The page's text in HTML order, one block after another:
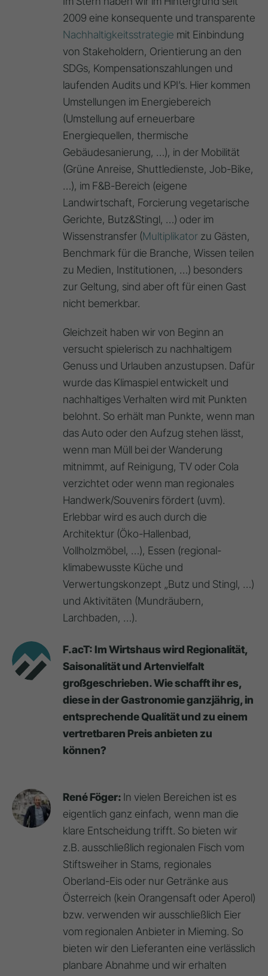
2009 eine konsequente und transparente
Nachhaltigkeitsstrategie mit Einbindung
von Stakeholdern, Orientierung an den
SDGs, Kompensationszahlungen und
laufenden Audits und KPI’s. Hier kommen
Umstellungen im Energiebereich
(Umstellung auf erneuerbare
Energiequellen, thermische
Gebäudesanierung, …), in der Mobilität
(Grüne Anreise, Shuttledienste, Job-Bike,
…), im F&B-Bereich (eigene
Landwirtschaft, Forcierung vegetarische
Gerichte, Butz&Stingl, …) oder im
Wissenstransfer (Multiplikator zu Gästen,
Benchmark für die Branche, Wissen teilen
zu Medien, Institutionen, …) besonders
zur Geltung, sind aber oft für einen Gast
nicht bemerkbar.
Gleichzeit haben wir von Beginn an
versucht spielerisch zu nachhaltigem
Genuss und Urlauben anzustupsen. Dafür
wurde das Klimaspiel entwickelt und
nachhaltiges Verhalten wird mit Punkten
belohnt. So erhält man Punkte, wenn man
das Auto oder den Aufzug stehen lässt,
wenn man Müll bei der Wanderung
mitnimmt, auf Reinigung, TV oder Cola
verzichtet oder wenn man regionales
Handwerk/Souvenirs fördert (uvm).
Erlebbar wird es auch durch die
Architektur (Öko-Hallenbad,
Vollholzmöbel, …), Essen (regional-
klimabewusste Küche und
Verwertungskonzept „Butz und Stingl, …)
und Aktivitäten (Mundräubern,
Larchbaden, …).
F.acT: Im Wirtshaus wird Regionalität,
Saisonalität und Artenvielfalt
großgeschrieben. Wie schafft ihr es,
diese in der Gastronomie ganzjährig, in
entsprechende Qualität und zu einem
vertretbaren Preis anbieten zu
können?
René Föger: In vielen Bereichen ist es
eigentlich ganz einfach, wenn man die
klare Entscheidung trifft. So bieten wir
z.B. ausschließlich regionalen Fisch vom
Stiftsweiher in Stams, regionales
Oberland-Eis oder nur Getränke aus
Österreich (kein Orangensaft oder Aperol)
bzw. verwenden wir ausschließlich Eier
vom regionalen Anbieter in Mieming. So
bieten wir den Lieferanten eine verlässlich
planbare Abnahme und wir erhalten